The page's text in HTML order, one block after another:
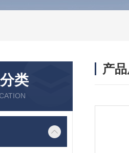
类
产